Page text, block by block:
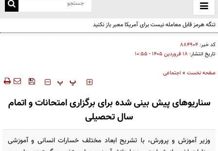
باز
و
تنگه هرمز قابل معامله نیست برای آمریکا معبر باز نکنید
کد خبر: ۸۸۴۹۰۴
تاریخ انتشار: ۱۸ فروردين ۱۴۰۵ - ۱۰:۵۵
صفحه نخست » اجتماعی
‍‍‍ پ پ
سناریوهای پیش بینی شده برای برگزاری امتحانات و اتمام
سال تحصیلی
وزیر آموزش و پرورش، با تشریح ابعاد مختلف خسارات انسانی و آموزشی